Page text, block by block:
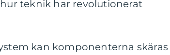
teknik har revolutionerat
kan komponenterna skäras